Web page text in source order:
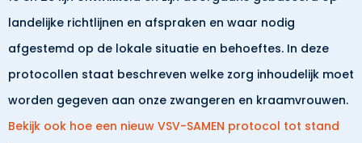
landelijke richtlijnen en afspraken en waar nodig
afgestemd op de lokale situatie en behoeftes. In deze
protocollen staat beschreven welke zorg inhoudelijk moet
worden gegeven aan onze zwangeren en kraamvrouwen.
Bekijk ook hoe een nieuw VSV-SAMEN protocol tot stand